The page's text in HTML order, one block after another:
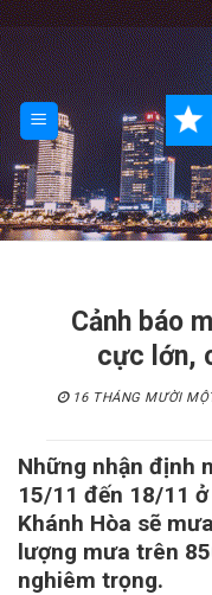
Skip
to
content
Cảnh báo
cực lớn,
16 THÁNG MƯỜI
Những nhận định
15/11 đến 18/11
Khánh Hòa sẽ
lượng mưa trên
nghiêm trọng.